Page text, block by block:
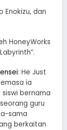
Enokizu, dan
HoneyWorks
: He Just
ia
bernama
guru
sama
berkaitan